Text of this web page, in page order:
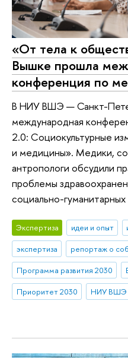
«От тела к
Вышке прошла
конференция по
В НИУ ВШЭ — Санкт-
международная
2.0: Социокультурные
и медицины». Медики,
антропологи обсудили
проблемы
социально-гуманитарных
Экспертиза идеи и опыт
экспертиза
репортаж о
Программа развития 2030
Приоритет 2030
НИУ ВШЭ